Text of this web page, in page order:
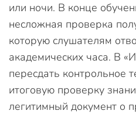
или ночи. В конце
несложная проверка
которую слушателям
академических часа. В
пересдать контрольное
итоговую проверку
легитимный документ о